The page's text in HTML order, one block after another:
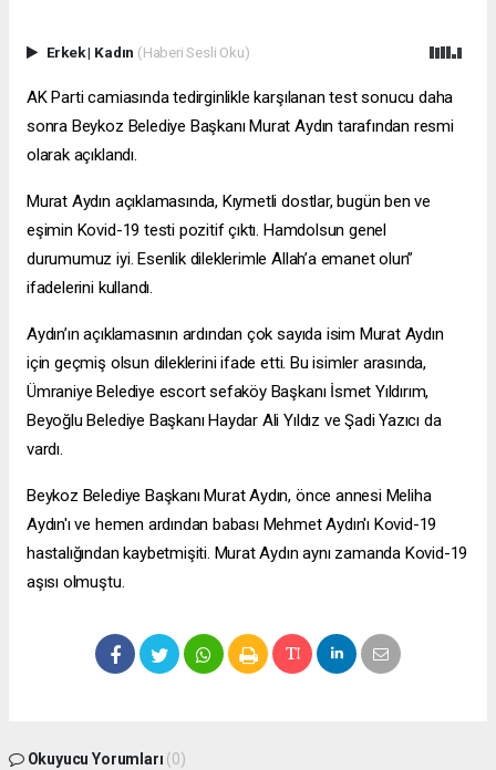
Erkek| Kadın (Haberi Sesli Oku)
AK Parti camiasında tedirginlikle karşılanan test sonucu daha
sonra Beykoz Belediye Başkanı Murat Aydın tarafından resmi
olarak açıklandı.
Murat Aydın açıklamasında, Kıymetli dostlar, bugün ben ve
eşimin Kovid-19 testi pozitif çıktı. Hamdolsun genel
durumumuz iyi. Esenlik dileklerimle Allah’a emanet olun”
ifadelerini kullandı.
Aydın’ın açıklamasının ardından çok sayıda isim Murat Aydın
için geçmiş olsun dileklerini ifade etti. Bu isimler arasında,
Ümraniye Belediye escort sefaköyBaşkanı İsmet Yıldırım,
Beyoğlu Belediye Başkanı Haydar Ali Yıldız ve Şadi Yazıcı da
vardı.
Beykoz Belediye Başkanı Murat Aydın, önce annesi Meliha
Aydın'ı ve hemen ardından babası Mehmet Aydın'ı Kovid-19
hastalığından kaybetmişiti. Murat Aydın aynı zamanda Kovid-19
aşısı olmuştu.
Okuyucu Yorumları (0)